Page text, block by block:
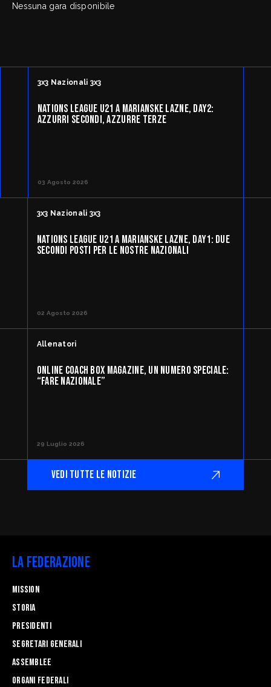
Settore Giovanile
Minibasket
SPORTELLO LEGALE-FISCALE
Giustizia Sportiva
Settore Organizzativo
Webmail
RIFORMA DELLO SPORT
Nessuna gara disponibile
3x3 Nazionali 3x3
NATIONS LEAGUE U21 A MARIANSKE LAZNE, DAY2:
AZZURRI SECONDI, AZZURRE TERZE
03 Agosto 2026
3x3 Nazionali 3x3
NATIONS LEAGUE U21 A MARIANSKE LAZNE, DAY1: DUE
SECONDI POSTI PER LE NOSTRE NAZIONALI
02 Agosto 2026
Allenatori
ONLINE COACH BOX MAGAZINE, UN NUMERO SPECIALE:
“FARE NAZIONALE”
29 Luglio 2026
VEDI TUTTE LE NOTIZIE
La Federazione
Mission
STORIA
Presidenti
Segretari generali
Assemblee
Organi federali